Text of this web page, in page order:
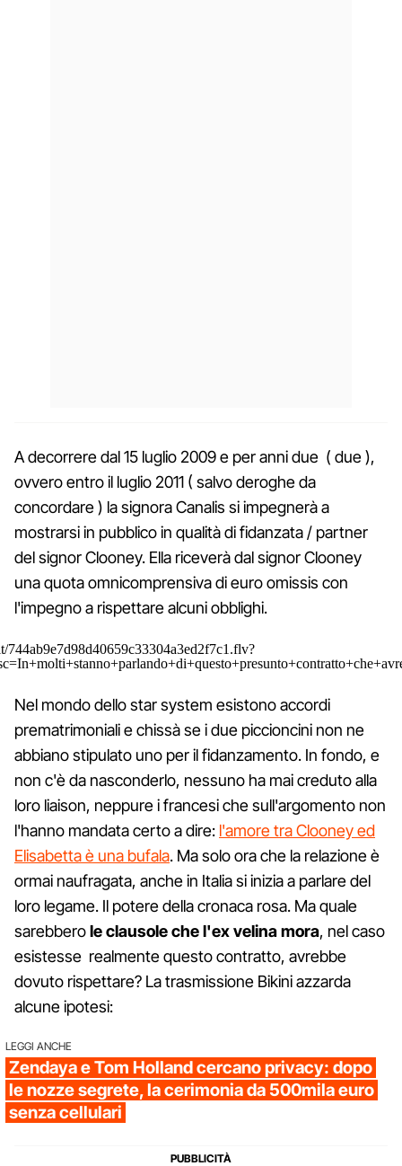
A decorrere dal 15 luglio 2009 e per anni due ( due ),
ovvero entro il luglio 2011 ( salvo deroghe da
concordare ) la signora Canalis si impegnerà a
mostrarsi in pubblico in qualità di fidanzata / partner
del signor Clooney. Ella riceverà dal signor Clooney
una quota omnicomprensiva di euro omissis con
l'impegno a rispettare alcuni obblighi.
744ab9e7d98d40659c33304a3ed2f7c1.flv?
Nel mondo dello star system esistono accordi
prematrimoniali e chissà se i due piccioncini non ne
abbiano stipulato uno per il fidanzamento. In fondo, e
non c'è da nasconderlo, nessuno ha mai creduto alla
loro liaison, neppure i francesi che sull'argomento non
l'hanno mandata certo a dire: l'amore tra Clooney ed
Elisabetta è una bufala. Ma solo ora che la relazione è
ormai naufragata, anche in Italia si inizia a parlare del
loro legame. Il potere della cronaca rosa. Ma quale
sarebberole clausole che l'ex velina mora, nel caso
esistesse realmente questo contratto, avrebbe
dovuto rispettare? La trasmissione Bikini azzarda
alcune ipotesi:
LEGGI ANCHE
Zendaya e Tom Holland cercano privacy: dopo
le nozze segrete, la cerimonia da 500mila euro
senza cellulari